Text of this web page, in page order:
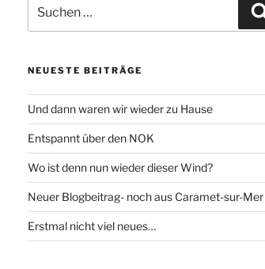
nach:
NEUESTE BEITRÄGE
Und dann waren wir wieder zu Hause
Entspannt über den NOK
Wo ist denn nun wieder dieser Wind?
Neuer Blogbeitrag- noch aus Caramet-sur-Mer
Erstmal nicht viel neues…